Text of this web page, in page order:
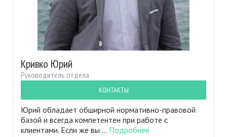
Кривко Юрий
Руководитель отдела
КОНТАКТЫ
Юрий обладает обширной нормативно-правовой
базой и всегда компетентен при работе с
клиентами. Если же вы ... Подробнее